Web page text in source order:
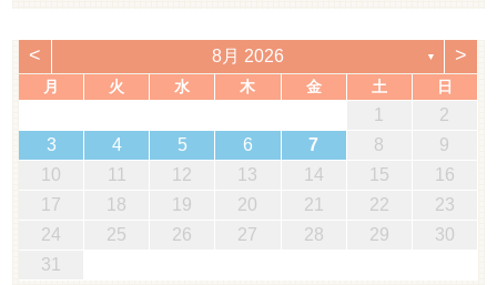
< 8月 2026 ▼ >
月 火 水 木 金 土 日
1
2
3
4 5 6 7 8
9
10
11 12 13 14 15
16
17
18 19 20 21 22
23
24
25 26 27 28 29
30
31